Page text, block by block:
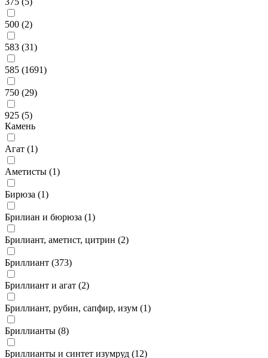
500 (2)
583 (31)
585 (1691)
750 (29)
925 (5)
Камень
Агат (1)
Аметисты (1)
Бирюза (1)
Брилиан и бюрюза (1)
Брилиант, аметист, цитрин (2)
Бриллиант (373)
Бриллиант и агат (2)
Бриллиант, рубин, сапфир, изум (1)
Бриллианты (8)
Бриллианты и синтет изумруд (12)